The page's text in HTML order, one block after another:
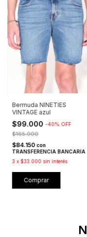
Bermuda NINETIES
VINTAGE azul
$99.000 -40% OFF
$165.000
$84.150 con
TRANSFERENCIA BANCARIA
3 x $33.000 sin interés
Comprar